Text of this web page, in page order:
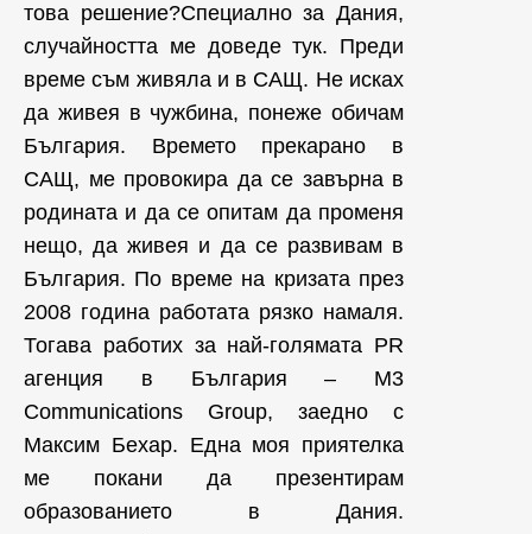
това решение?Специално за Дания,
случайността ме доведе тук. Преди
време съм живяла и в САЩ. Не исках
да живея в чужбина, понеже обичам
България. Времето прекарано в
САЩ, ме провокира да се завърна в
родината и да се опитам да променя
нещо, да живея и да се развивам в
България. По време на кризата през
2008 година работата рязко намаля.
Тогава работих за най-голямата PR
агенция в България – M3
Communications Group, заедно с
Максим Бехар. Една моя приятелка
ме покани да презентирам
образованието в Дания.